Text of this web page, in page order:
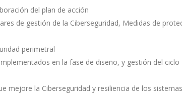
del plan de acción
de gestión de la Ciberseguridad, Medidas de
perimetral
en la fase de diseño, y gestión del
mejore la Ciberseguridad y resiliencia de los